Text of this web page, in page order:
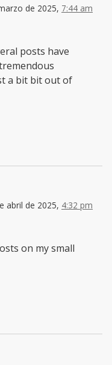
de 2025, 7:44 am
posts have
a bit bit out of
abril de 2025, 4:32 pm
on my small